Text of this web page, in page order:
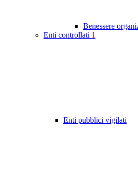
Benessere
Enti controllati 1
Enti pubblici vigilati